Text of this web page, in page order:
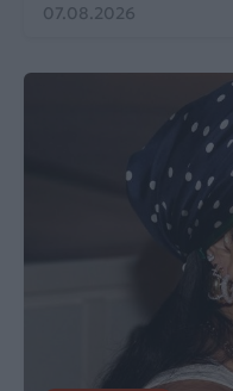
07.08.2026